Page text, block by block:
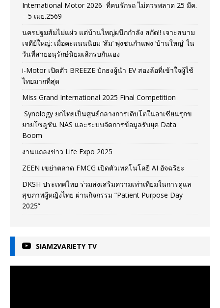
International Motor 2026 ที่คนรักรถ ไม่ควรพลาด 25 มีค.
– 5 เมย.2569
นครปฐมส้มไม่แผ่ว แต่บ้านใหญ่ผนึกกำลัง สกัด!! เจาะสนาม
เจดีย์ใหญ่: เมื่อคะแนนนิยม ‘ส้ม’ พุ่งชนกำแพง ‘บ้านใหญ่’ ใน
วันที่สายอนุรักษ์นิยมเลิกรบกันเอง
i-Motor เปิดตัว BREEZE ปักธงผู้นำ EV สองล้อที่เข้าใจผู้ใช้
ไทยมากที่สุด
Miss Grand International 2025 Final Competition
Synology ยกไทยเป็นศูนย์กลางการเติบโตในอาเซียนรุกข
ยายโซลูชัน NAS และระบบจัดการข้อมูลรับยุค Data
Boom
งานแถลงข่าว Life Expo 2025
ZEEN เขย่าตลาด FMCG เปิดตัวเทคโนโลยี AI อัจฉริยะ
DKSH ประเทศไทย ร่วมส่งเสริมความเท่าเทียมในการดูแล
สุขภาพผู้หญิงไทย ผ่านกิจกรรม “Patient Purpose Day
2025”
SIAM2VARIETY TV